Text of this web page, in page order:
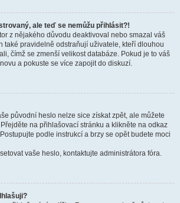
ale teď se nemůžu přihlásit?!
z nějakého důvodu deaktivoval nebo smazal váš
také pravidelně odstraňují uživatele, kteří dlouhou
čímž se zmenší velikost databáze. Pokud je to váš
a pokuste se více zapojit do diskuzí.
původní heslo nelze sice získat zpět, ale můžete
na přihlašovací stránku a klikněte na odkaz
podle instrukcí a brzy se opět budete moci
vaše heslo, kontaktujte administrátora fóra.